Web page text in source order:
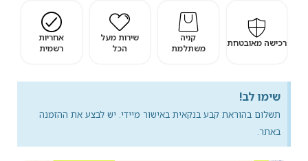
רכישה מאובטחת
קניה
משתלמת
שירות מעל
הכל
אחריות
רשמית
שימו לב!
תשלום בהוראת קבע בנקאית באישור מיידי. יש לבצע את ההזמנה
באתר.